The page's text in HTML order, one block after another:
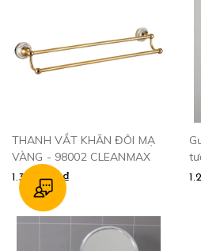
THANH VẮT KHĂN ĐÔI MẠ
VÀNG - 98002 CLEANMAX
1.300.000₫